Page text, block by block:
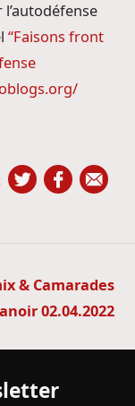
“Faisons front
& Camarades
02.04.2022